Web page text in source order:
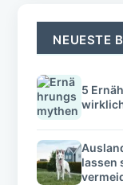
NEUESTE
5
lassen